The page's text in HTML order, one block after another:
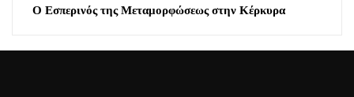
Ο Εσπερινός της Μεταμορφώσεως στην Κέρκυρα